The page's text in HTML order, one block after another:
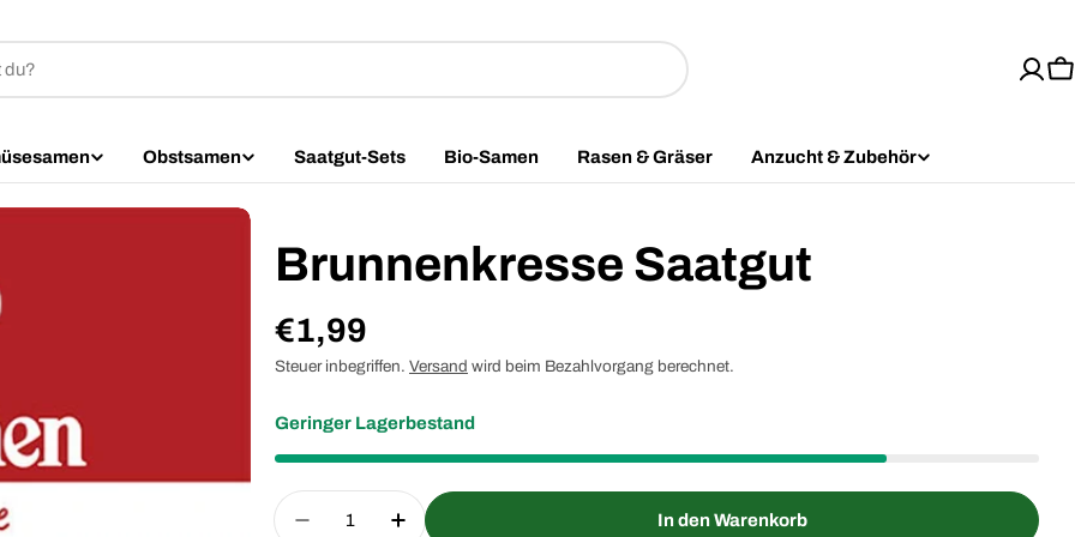
Obstsamen Saatgut-Sets Bio-Samen Rasen & Gräser Anzucht & Zubehör
Brunnenkresse Saatgut
Regulärer
Preis
€1,99
Steuer inbegriffen. Versand wird beim Bezahlvorgang berechnet.
Geringer Lagerbestand
Menge
In den Warenkorb